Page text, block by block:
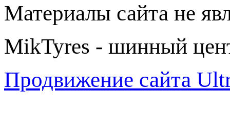
Материалы сайта не
MikTyres - шинный
Продвижение сайта